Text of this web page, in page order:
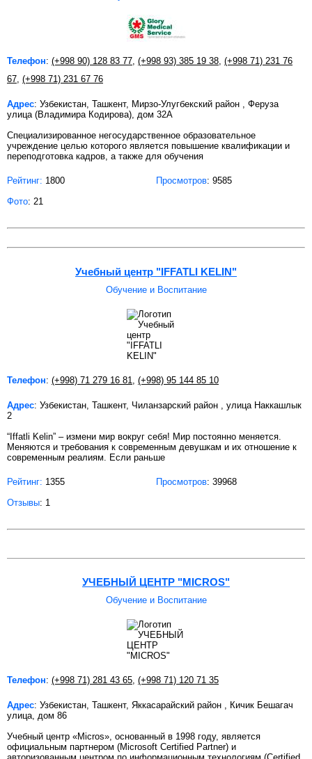
Телефон: (+998 90) 128 83 77, (+998 93) 385 19 38, (+998 71) 231 76
67, (+998 71) 231 67 76
Адрес: Узбекистан, Ташкент, Мирзо-Улугбекский район , Феруза
улица (Владимира Кодирова), дом 32А
Специализированное негосударственное образовательное
учреждение целью которого является повышение квалификации и
переподготовка кадров, а также для обучения
Рейтинг: 1800 Просмотров: 9585
Фото: 21
Учебный центр "IFFATLI KELIN"
Обучение и Воспитание
Телефон: (+998) 71 279 16 81, (+998) 95 144 85 10
Адрес: Узбекистан, Ташкент, Чиланзарский район , улица Наккашлык
2
“Iffatli Kelin” – измени мир вокруг себя! Мир постоянно меняется.
Меняются и требования к современным девушкам и их отношение к
современным реалиям. Если раньше
Рейтинг: 1355 Просмотров: 39968
Отзывы: 1
УЧЕБНЫЙ ЦЕНТР "MICROS"
Обучение и Воспитание
Телефон: (+998 71) 281 43 65, (+998 71) 120 71 35
Адрес: Узбекистан, Ташкент, Яккасарайский район , Кичик Бешагач
улица, дом 86
Учебный центр «Micros», основанный в 1998 году, является
официальным партнером (Microsoft Certified Partner) и